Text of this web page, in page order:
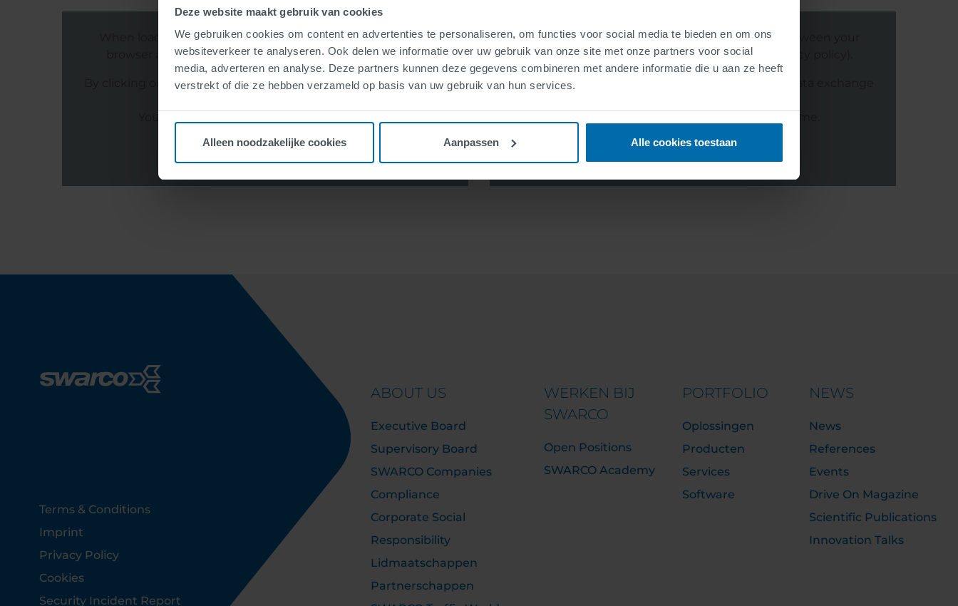
Deze website maakt gebruik van cookies
We gebruiken cookies om content en advertenties te personaliseren, om functies voor social media te bieden en om ons
websiteverkeer te analyseren. Ook delen we informatie over uw gebruik van onze site met onze partners voor social
media, adverteren en analyse. Deze partners kunnen deze gegevens combineren met andere informatie die u aan ze heeft
verstrekt of die ze hebben verzameld op basis van uw gebruik van hun services.
Alleen noodzakelijke cookies Aanpassen Alle cookies toestaan
When loading this video, data is exchanged between your
browser and the streaming provider (see privacy policy).
By clicking on "Agree and play" you agree to the data exchange
Agree and play
When loading this video, data is exchanged between your
browser and the streaming provider (see privacy policy).
By clicking on "Agree and play" you agree to the data exchange
Footer
Terms & Conditions
Imprint
Privacy Policy
Cookies
Security Incident Report
ABOUT US
Executive Board
Supervisory Board
SWARCO Companies
Compliance
Corporate Social
Responsibility
Lidmaatschappen
Partnerschappen
WERKEN BIJ
SWARCO
Open Positions
SWARCO Academy
PORTFOLIO
Oplossingen
Producten
Services
Software
NEWS
News
References
Events
Drive On Magazine
Scientific Publications
Innovation Talks